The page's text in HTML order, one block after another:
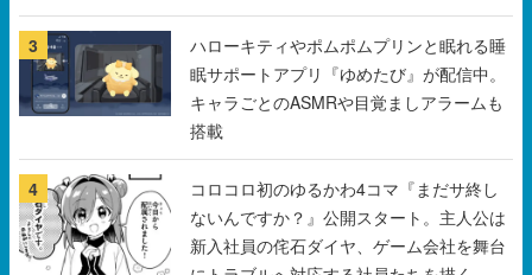
キャラごとのASMRや目覚ましアラームも
搭載
4
コロコロ初のゆるかわ4コマ『まだサ終し
ないんですか？』公開スタート。主人公は
新入社員の侘石ダイヤ、ゲーム会社を舞台
にトラブルへ対応する社員たちを描く
5
『VALORANT』元プロ「GON」の“あの名